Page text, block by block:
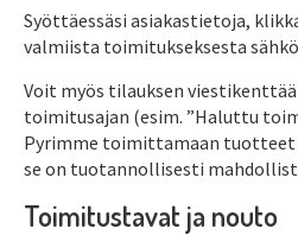
Syöttäessäsi asiakastietoja,
valmiista toimitukseksesta
Voit myös tilauksen
toimitusajan (esim. ”Haluttu
Pyrimme toimittamaan
se on tuotannollisesti
Toimitustavat ja nouto